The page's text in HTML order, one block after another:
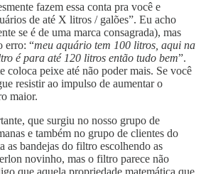
fazem essa conta pra você e
de até X litros / galões”. Eu acho
se é de uma marca consagrada), mas
erro: “meu aquário tem 100 litros, aqui na
é para até 120 litros então tudo bem”.
coloca peixe até não poder mais. Se você
resistir ao impulso de aumentar o
maior.
que surgiu no nosso grupo de
e também no grupo de clientes do
as bandejas do filtro escolhendo as
novinho, mas o filtro parece não